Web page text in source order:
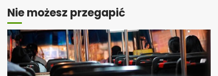
Nie możesz przegapić